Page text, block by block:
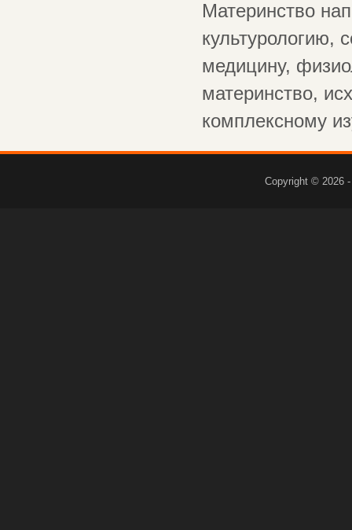
Материнство
культурологию,
медицину,
материнство,
комплексному
Copyright © 2026